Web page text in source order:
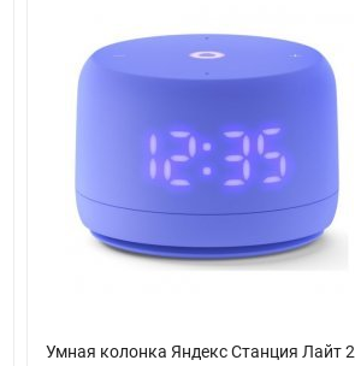
или пылесос. Можно даже сделать
голоса
Яндекс.ТВ, и сможете ещё больше.
Умная колонка Яндекс Станция Лайт